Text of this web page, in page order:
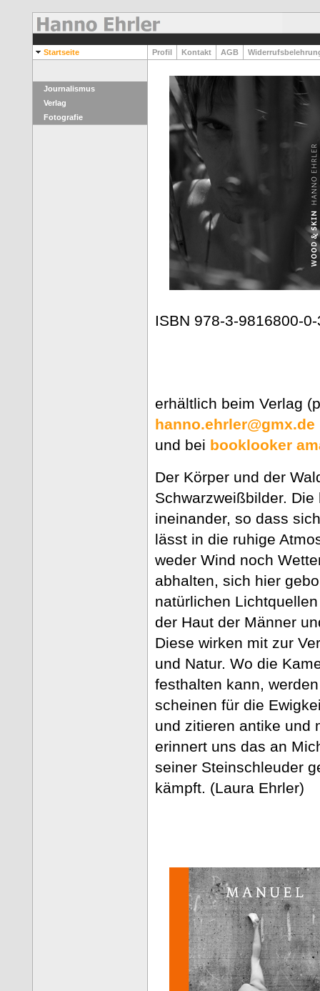
Startseite Profil Kontakt AGB
Journalismus
Verlag
Fotografie
ISBN 978-3-9816800-
erhältlich beim Verlag
hanno.ehrler@gmx.de
und bei booklooker
Der Körper und der
Schwarzweißbilder.
ineinander, so dass
lässt in die ruhige
weder Wind noch
abhalten, sich hier
natürlichen
der Haut der Männer
Diese wirken mit zur
und Natur. Wo die
festhalten kann,
scheinen für die
und zitieren antike und
erinnert uns das an
seiner Steinschleuder
kämpft. (Laura Ehrler)